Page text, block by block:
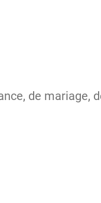
de mariage,